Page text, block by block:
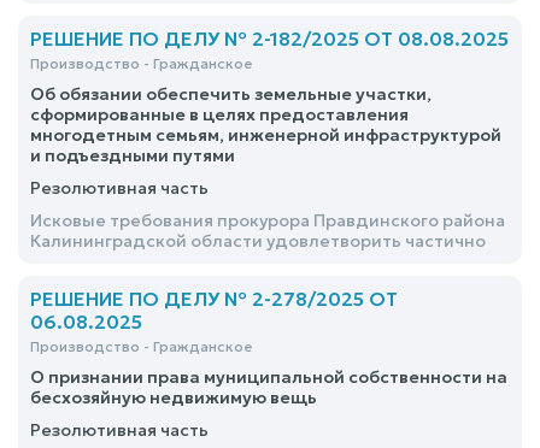
РЕШЕНИЕ ПО ДЕЛУ № 2-182/2025 ОТ 08.08.2025
Производство - Гражданское
Об обязании обеспечить земельные участки,
сформированные в целях предоставления
многодетным семьям, инженерной инфраструктурой
и подъездными путями
Резолютивная часть
Исковые требования прокурора Правдинского района
Калининградской области удовлетворить частично
РЕШЕНИЕ ПО ДЕЛУ № 2-278/2025 ОТ
06.08.2025
Производство - Гражданское
О признании права муниципальной собственности на
бесхозяйную недвижимую вещь
Резолютивная часть